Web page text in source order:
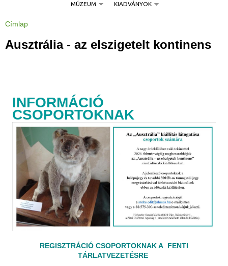
MÚZEUM KIADVÁNYOK
J
e
Címlap
Ausztrália - az elszigetelt kontinens
INFORMÁCIÓ
CSOPORTOKNAK
REGISZTRÁCIÓ CSOPORTOKNAK A FENTI
TÁRLATVEZETÉSRE